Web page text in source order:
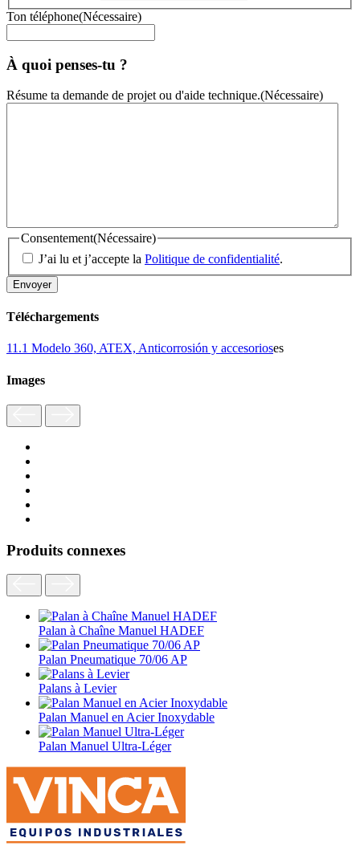
Ton téléphone(Nécessaire)
À quoi penses-tu ?
Résume ta demande de projet ou d'aide technique.(Nécessaire)
Consentement(Nécessaire)
J’ai lu et j’accepte la Politique de confidentialité.
Téléchargements
11.1 Modelo 360, ATEX, Anticorrosión y accesorioses
Images
Produits connexes
Palan à Chaîne Manuel HADEF
Palan Pneumatique 70/06 AP
Palans à Levier
Palan Manuel en Acier Inoxydable
Palan Manuel Ultra-Léger